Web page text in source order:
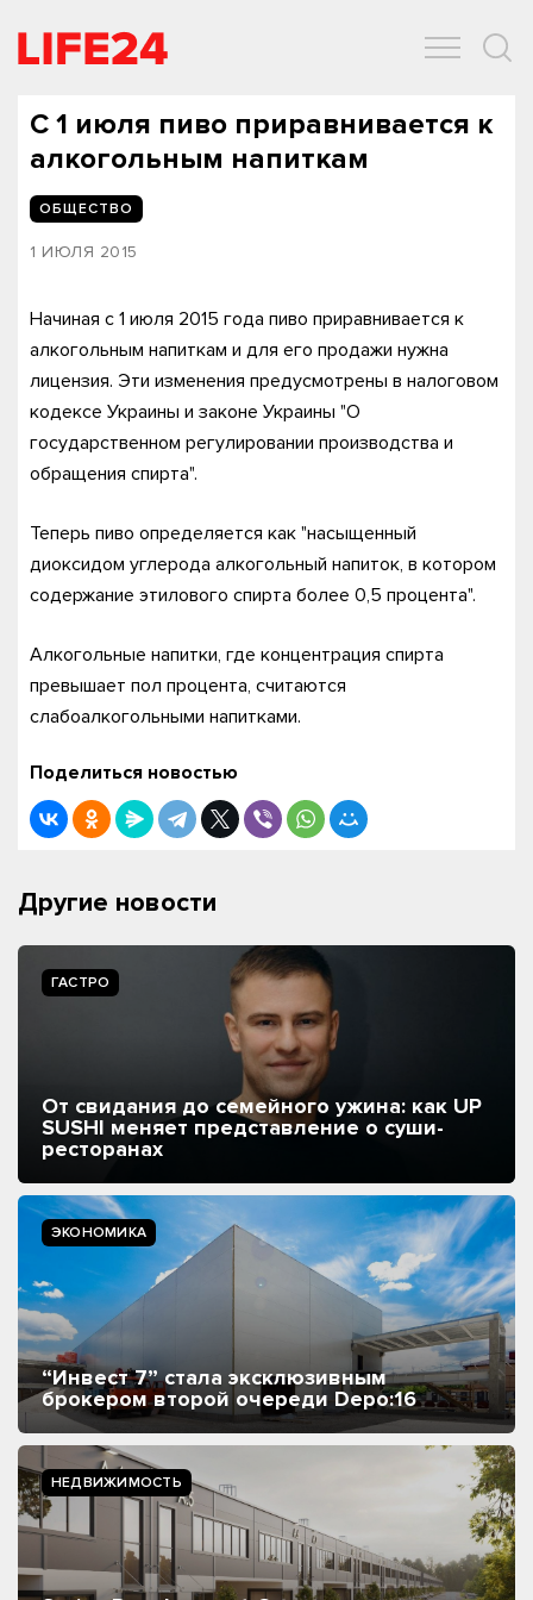
С 1 июля пиво приравнивается к
алкогольным напиткам
ОБЩЕСТВО
1 ИЮЛЯ 2015
Начиная с 1 июля 2015 года пиво приравнивается к
алкогольным напиткам и для его продажи нужна
лицензия. Эти изменения предусмотрены в налоговом
кодексе Украины и законе Украины "О
государственном регулировании производства и
обращения спирта".
Теперь пиво определяется как "насыщенный
диоксидом углерода алкогольный напиток, в котором
содержание этилового спирта более 0,5 процента".
Алкогольные напитки, где концентрация спирта
превышает пол процента, считаются
слабоалкогольными напитками.
Поделиться новостью
Другие новости
ГАСТРО
От свидания до семейного ужина: как UP
SUSHI меняет представление о суши-
ресторанах
ЭКОНОМИКА
“Инвест 7” стала эксклюзивным
брокером второй очереди Depo:16
НЕДВИЖИМОСТЬ